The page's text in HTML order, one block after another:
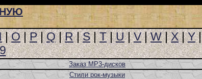
|O|P|Q|R|S|T|U|V|W|X|Y|
Заказ MP3-дисков
Стили рок-музыки